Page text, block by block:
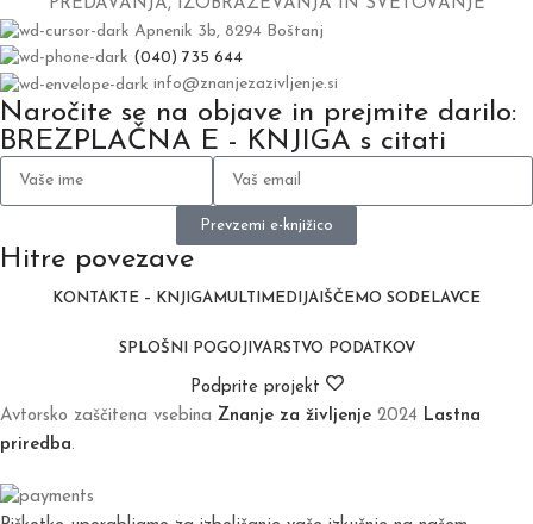
PREDAVANJA, IZOBRAŽEVANJA IN SVETOVANJE
Apnenik 3b, 8294 Boštanj
(040) 735 644
info@znanjezazivljenje.si
Naročite se na objave in prejmite darilo:
BREZPLAČNA E - KNJIGA s citati
Prevzemi e-knjižico
Hitre povezave
KONTAKT E – KNJIGA MULTIMEDIJA IŠČEMO SODELAVCE
SPLOŠNI POGOJI VARSTVO PODATKOV
Podprite projekt
Avtorsko zaščitena vsebina Znanje za življenje 2024 Lastna
priredba.